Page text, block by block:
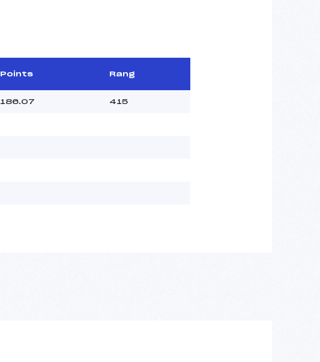
Points Rang
186.07 415